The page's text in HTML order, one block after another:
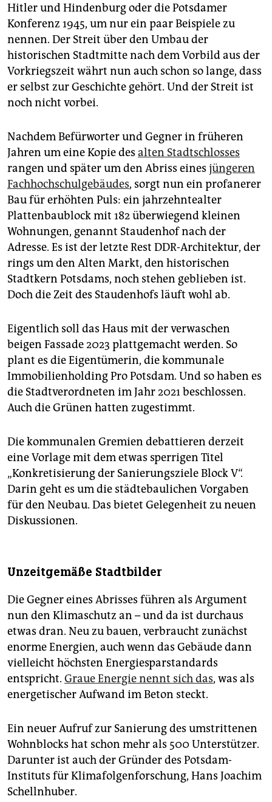
genossenschaft
epaper login
Hitler und Hindenburg oder die Potsdamer
Konferenz 1945, um nur ein paar Beispiele zu
nennen. Der Streit über den Umbau der
historischen Stadtmitte nach dem Vorbild aus der
Vorkriegszeit währt nun auch schon so lange, dass
er selbst zur Geschichte gehört. Und der Streit ist
noch nicht vorbei.
Nachdem Befürworter und Gegner in früheren
Jahren um eine Kopie des alten Stadtschlosses
rangen und später um den Abriss eines jüngeren
Fachhochschulgebäudes, sorgt nun ein profanerer
Bau für erhöhten Puls: ein jahrzehntealter
Plattenbaublock mit 182 überwiegend kleinen
Wohnungen, genannt Staudenhof nach der
Adresse. Es ist der letzte Rest DDR-Architektur, der
rings um den Alten Markt, den historischen
Stadtkern Potsdams, noch stehen geblieben ist.
Doch die Zeit des Staudenhofs läuft wohl ab.
Eigentlich soll das Haus mit der verwaschen
beigen Fassade 2023 plattgemacht werden. So
plant es die Eigentümerin, die kommunale
Immobilienholding Pro Potsdam. Und so haben es
die Stadtverordneten im Jahr 2021 beschlossen.
Auch die Grünen hatten zugestimmt.
Die kommunalen Gremien debattieren derzeit
eine Vorlage mit dem etwas sperrigen Titel
„Konkretisierung der Sanierungsziele Block V“.
Darin geht es um die städtebaulichen Vorgaben
für den Neubau. Das bietet Gelegenheit zu neuen
Diskussionen.
Unzeitgemäße Stadtbilder
Die Gegner eines Abrisses führen als Argument
nun den Klimaschutz an – und da ist durchaus
etwas dran. Neu zu bauen, verbraucht zunächst
enorme Energien, auch wenn das Gebäude dann
vielleicht höchsten Energiesparstandards
entspricht. Graue Energie nennt sich das, was als
energetischer Aufwand im Beton steckt.
Ein neuer Aufruf zur Sanierung des umstrittenen
Wohnblocks hat schon mehr als 500 Unterstützer.
Darunter ist auch der Gründer des Potsdam-
Instituts für Klimafolgenforschung, Hans Joachim
Schellnhuber.